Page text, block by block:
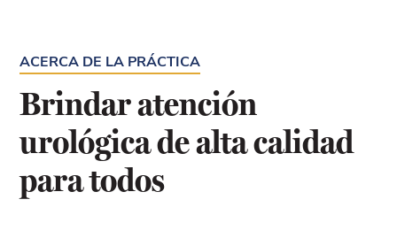
ACERCA DE LA PRÁCTICA
Brindar atención
urológica de alta calidad
para todos